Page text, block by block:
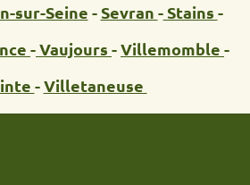
sur-Seine - Sevran -Stains -
-Vaujours -Villemomble -
-Villetaneuse